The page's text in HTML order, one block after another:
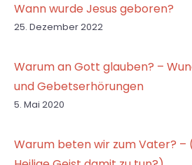
Wann wurde Jesus geboren?
25. Dezember 2022
Warum an Gott glauben? –
und Gebetserhörungen
5. Mai 2020
Warum beten wir zum Vater? –